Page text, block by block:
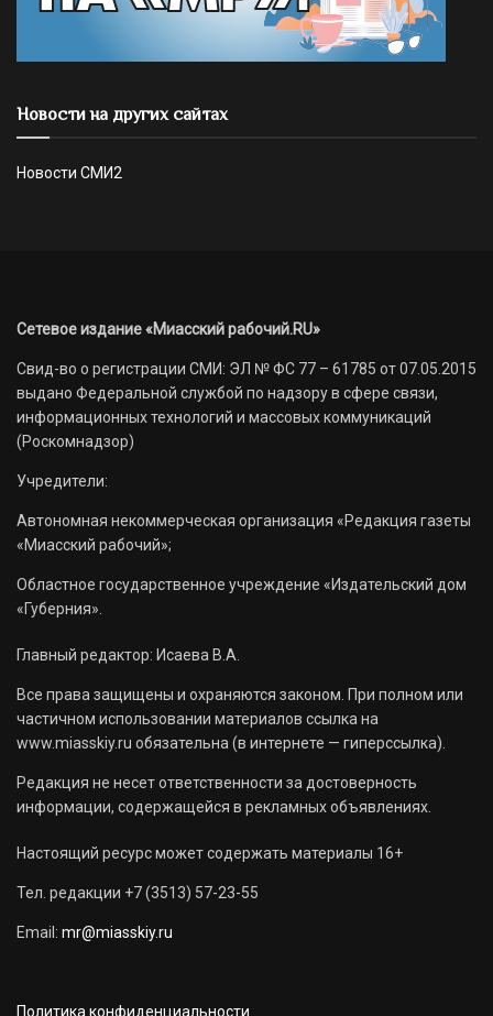
Новости на других сайтах
Новости СМИ2
Сетевое издание «Миасский рабочий.RU»
Свид-во о регистрации СМИ: ЭЛ № ФС 77 – 61785 от 07.05.2015
выдано Федеральной службой по надзору в сфере связи,
информационных технологий и массовых коммуникаций
(Роскомнадзор)
Учредители:
Автономная некоммерческая организация «Редакция газеты
«Миасский рабочий»;
Областное государственное учреждение «Издательский дом
«Губерния».
Главный редактор: Исаева В.А.
Все права защищены и охраняются законом. При полном или
частичном использовании материалов ссылка на
www.miasskiy.ru обязательна (в интернете — гиперссылка).
Редакция не несет ответственности за достоверность
информации, содержащейся в рекламных объявлениях.
Настоящий ресурс может содержать материалы 16+
Тел. редакции +7 (3513) 57-23-55
Email: mr@miasskiy.ru
Политика конфиденциальности